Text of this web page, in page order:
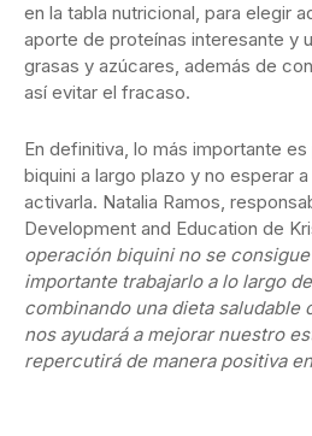
en la tabla nutricional, para elegir
aporte de proteínas interesante y
grasas y azúcares, además de
así evitar el fracaso.
En definitiva, lo más importante
biquini a largo plazo y no esperar
activarla. Natalia Ramos,
Development and Education de
operación biquini no se
importante trabajarlo a lo largo
combinando una dieta saludable
nos ayudará a mejorar nuestro
repercutirá de manera positiva